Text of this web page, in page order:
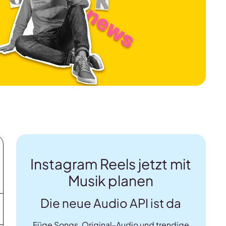
Instagram Reels jetzt mit
Musik planen
Die neue Audio API ist da